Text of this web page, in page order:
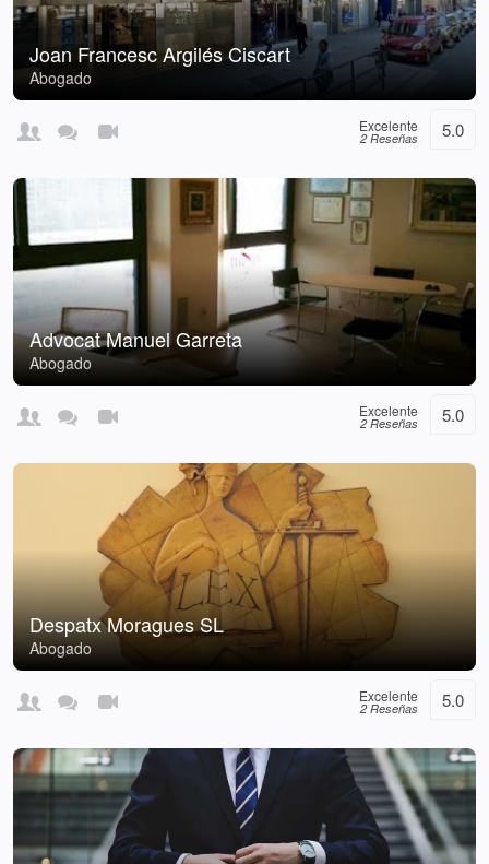
Joan Francesc Argilés Ciscart
Abogado
Excelente
2 Reseñas 5.0
Advocat Manuel Garreta
Abogado
Excelente
2 Reseñas 5.0
Despatx Moragues SL
Abogado
Excelente
2 Reseñas 5.0